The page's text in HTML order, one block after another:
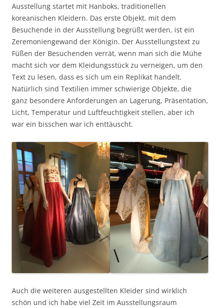
Ausstellung startet mit Hanboks, traditionellen
koreanischen Kleidern. Das erste Objekt, mit dem
Besuchende in der Ausstellung begrüßt werden, ist ein
Zeremoniengewand der Königin. Der Ausstellungstext zu
Füßen der Besuchenden verrät, wenn man sich die Mühe
macht sich vor dem Kleidungsstück zu verneigen, um den
Text zu lesen, dass es sich um ein Replikat handelt.
Natürlich sind Textilien immer schwierige Objekte, die
ganz besondere Anforderungen an Lagerung, Präsentation,
Licht, Temperatur und Luftfeuchtigkeit stellen, aber ich
war ein bisschen war ich enttäuscht.
Auch die weiteren ausgestellten Kleider sind wirklich
schön und ich habe viel Zeit im Ausstellungsraum